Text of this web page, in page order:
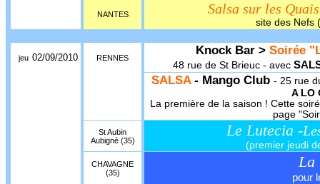
NANTES Salsa sur les Quais
site des Nefs
jeu 02/09/2010 RENNES
Knock Bar > Soirée
48 rue de St Brieuc - avec
SALSA- Mango Club - 25 rue
A LO
La première de la saison ! Cette
page
St Aubin
Aubigné (35)
Le Lutecia -
(premier jeudi
CHAVAGNE
(35)
La
pour